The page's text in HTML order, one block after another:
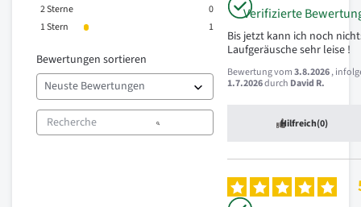
2Sterne
0
1Stern 1
Bewertungen sortieren
Verifizierte
Bis jetzt kann ich noch
Laufgeräusche sehr leise !
Bewertung vom3.8.2026,
1.7.2026durch David R.
Hilfreich(0)